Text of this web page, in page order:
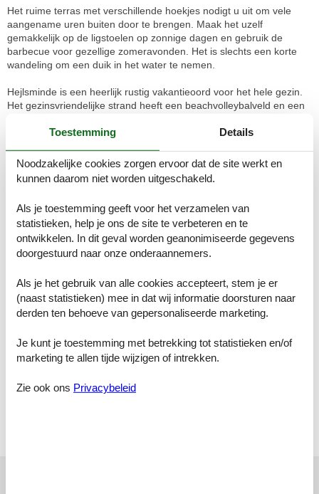
Het ruime terras met verschillende hoekjes nodigt u uit om vele
aangename uren buiten door te brengen. Maak het uzelf
gemakkelijk op de ligstoelen op zonnige dagen en gebruik de
barbecue voor gezellige zomeravonden. Het is slechts een korte
wandeling om een duik in het water te nemen.
Hejlsminde is een heerlijk rustig vakantieoord voor het hele gezin.
Het gezinsvriendelijke strand heeft een beachvolleybalveld en een
uit raden wij de stad Kolding aan, waar u bijvoorbeeld het kasteel
de historische UNESCO stad Christiansfeld, die aantrekt met
interessante architectuur en zijn beroemde peperkoek.
Kamerindeling
Slaapkamer, 2 personen
Tweepersoonsbed
Slaapkamer, 2 personen
Slaapkamer, 2 personen
Tweepersoonsbed
Toilet met warm en koud water, Douche
Toilet met warm en koud water, Douche
Toestemming Details
Noodzakelijke cookies zorgen ervoor dat de site werkt en
kunnen daarom niet worden uitgeschakeld.
Als je toestemming geeft voor het verzamelen van
statistieken, help je ons de site te verbeteren en te
ontwikkelen. In dit geval worden geanonimiseerde gegevens
doorgestuurd naar onze onderaannemers.
Als je het gebruik van alle cookies accepteert, stem je er
(naast statistieken) mee in dat wij informatie doorsturen naar
derden ten behoeve van gepersonaliseerde marketing.
Je kunt je toestemming met betrekking tot statistieken en/of
marketing te allen tijde wijzigen of intrekken.
Zie ook ons Privacybeleid